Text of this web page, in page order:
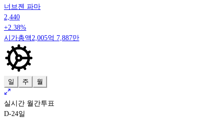
너브젠 파마
2,440
+2.38%
시가총액 2,005억 7,887만
일 주 월
실시간 월간투표
D-24일